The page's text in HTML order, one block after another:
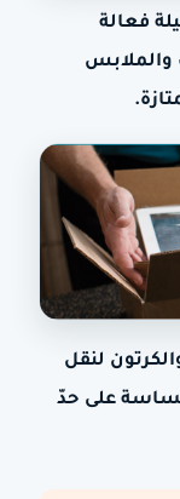
فعالة
والملابس
لنقل
على حدّ